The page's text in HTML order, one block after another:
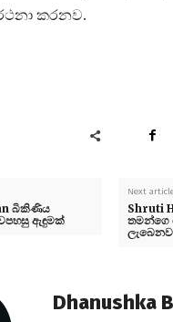
කරනව.
බිකිණිය
ඇඳුමක්
Next
Shruti
තමන්ගෙ
Dhanushka